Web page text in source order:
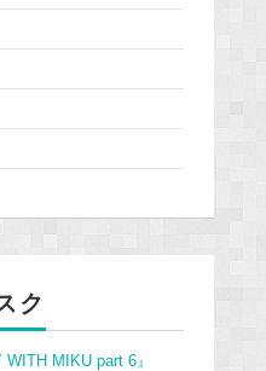
ク
WITH MIKU part 6』